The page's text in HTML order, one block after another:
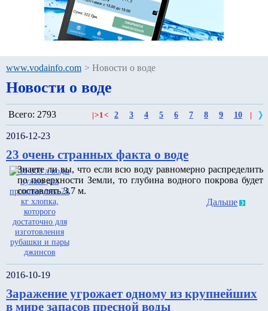
www.vodainfo.com > Новости о воде
Новости о воде
Всего: 2793 >1< 2 3 4 5 6 7 8 9 10
2016-12-23
23 очень странных факта о воде
Знаете ли вы, что если всю воду равномерно распределить
по поверхности Земли, то глубина водного покрова будет
составлять 3.7 м.
Дальше
2016-10-19
Заражение угрожает одному из крупнейших
в мире запасов пресной воды